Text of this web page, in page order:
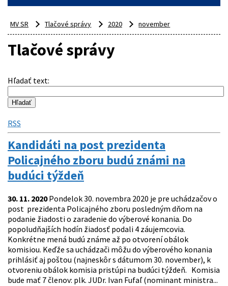
MV SR Tlačové správy 2020 november
Tlačové správy
Hľadať text:
RSS
Kandidáti na post prezidenta
Policajného zboru budú známi na
budúci týždeň
30. 11. 2020Pondelok 30. novembra 2020 je pre uchádzačov o
post prezidenta Policajného zboru posledným dňom na
podanie žiadosti o zaradenie do výberové konania. Do
popoludňajších hodín žiadosť podali 4 záujemcovia.
Konkrétne mená budú známe až po otvorení obálok
komisiou. Keďže sa uchádzači môžu do výberového konania
prihlásiť aj poštou (najneskôr s dátumom 30. november), k
otvoreniu obálok komisia pristúpi na budúci týždeň. Komisia
bude mať 7 členov: plk. JUDr. Ivan Fufaľ (nominant ministra...